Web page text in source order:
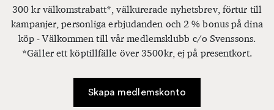
300 kr välkomstrabatt*, välkurerade nyhetsbrev, förtur till
kampanjer, personliga erbjudanden och 2 % bonus på dina
köp - Välkommen till vår medlemsklubb c/o Svenssons.
*Gäller ett köptillfälle över 3500kr, ej på presentkort.
Skapa medlemskonto